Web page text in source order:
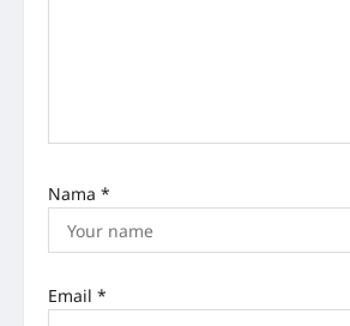
o
n
Nama *
Email *